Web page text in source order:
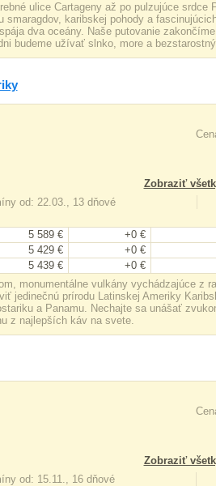
ulice Cartageny až po pulzujúce srdce
karibskej pohody a
dva oceány. Naše putovanie
budeme užívať slnko, more a
Zobraziť
od: 22.03., 13 dňové
5 589 € +0 €
5 429 € +0 €
5 439 € +0 €
monumentálne vulkány vychádzajúce z
jedinečnú prírodu Latinskej Ameriky
a Panamu. Nechajte sa unášať
z najlepších káv na svete.
Zobraziť
od: 15.11., 16 dňové